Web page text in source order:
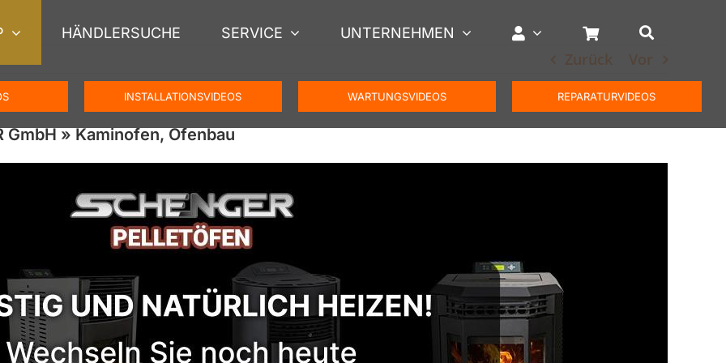
HÄNDLERSUCHE SERVICE UNTERNEHMEN
INSTALLATIONSVIDEOS WARTUNGSVIDEOS REPARATURVIDEOS
Zurück Vor
GmbH » Kaminofen, Ofenbau